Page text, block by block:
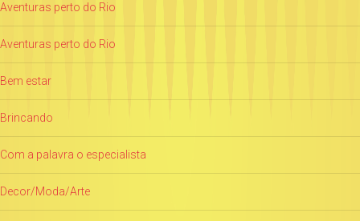
Aventuras perto do Rio
Aventuras perto do Rio
Bem estar
Brincando
Com a palavra o especialista
Decor/Moda/Arte